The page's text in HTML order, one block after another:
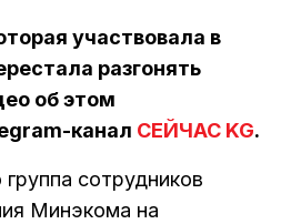
участвовала в
разгонять
об этом
канал СЕЙЧАС KG.
сотрудников
Минэкома на